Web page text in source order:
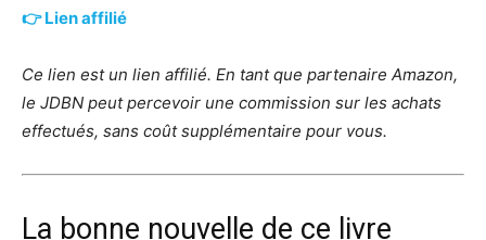
👉 Lien affilié
Ce lien est un lien affilié. En tant que partenaire Amazon,
le JDBN peut percevoir une commission sur les achats
effectués, sans coût supplémentaire pour vous.
La bonne nouvelle de ce livre